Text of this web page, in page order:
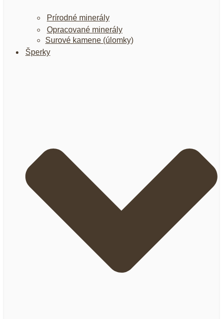
Prírodné minerály
Opracované minerály
Surové kamene (úlomky)
Šperky